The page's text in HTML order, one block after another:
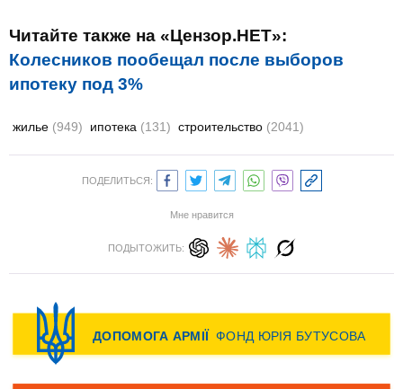
Читайте также на «Цензор.НЕТ»:
Колесников пообещал после выборов
ипотеку под 3%
жилье (949) ипотека (131) строительство (2041)
ПОДЕЛИТЬСЯ:
Мне нравится
ПОДЫТОЖИТЬ: